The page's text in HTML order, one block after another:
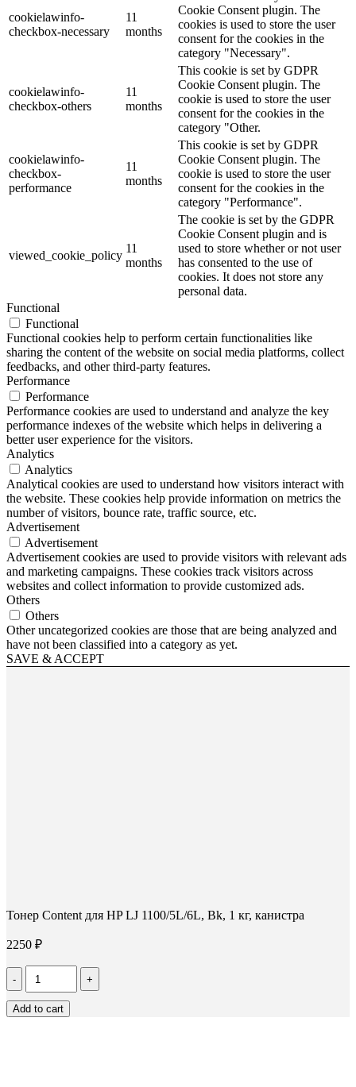
cookielawinfo-
checkbox-necessary
11
months
Cookie Consent plugin. The
cookies is used to store the user
consent for the cookies in the
category "Necessary".
cookielawinfo-
checkbox-others
11
months
This cookie is set by GDPR
Cookie Consent plugin. The
cookie is used to store the user
consent for the cookies in the
category "Other.
cookielawinfo-
checkbox-
performance
11
months
This cookie is set by GDPR
Cookie Consent plugin. The
cookie is used to store the user
consent for the cookies in the
category "Performance".
viewed_cookie_policy
11
months
The cookie is set by the GDPR
Cookie Consent plugin and is
used to store whether or not user
has consented to the use of
cookies. It does not store any
personal data.
Functional
Functional
Functional cookies help to perform certain functionalities like
sharing the content of the website on social media platforms, collect
feedbacks, and other third-party features.
Performance
Performance
Performance cookies are used to understand and analyze the key
performance indexes of the website which helps in delivering a
better user experience for the visitors.
Analytics
Analytics
Analytical cookies are used to understand how visitors interact with
the website. These cookies help provide information on metrics the
number of visitors, bounce rate, traffic source, etc.
Advertisement
Advertisement
Advertisement cookies are used to provide visitors with relevant ads
and marketing campaigns. These cookies track visitors across
websites and collect information to provide customized ads.
Others
Others
Other uncategorized cookies are those that are being analyzed and
have not been classified into a category as yet.
SAVE & ACCEPT
Тонер Content для HP LJ 1100/5L/6L, Bk, 1 кг, канистра
2250 ₽
Количество
Тонер
Content
для
Add to cart